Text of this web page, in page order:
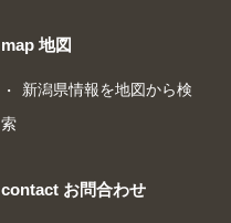
map 地図
新潟県情報を地図から検
索
contact お問合わせ